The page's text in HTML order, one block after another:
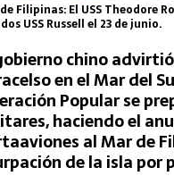
Filipinas: El USS Theodore
USS Russell el 23 de junio.
chino
en el Mar del
Popular se
haciendo el
al Mar de
de la isla por